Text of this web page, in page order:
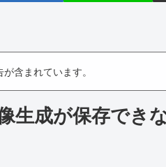
含まれています。
生成が保存でき